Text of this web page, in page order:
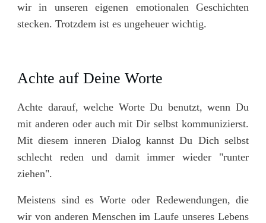
wir in unseren eigenen emotionalen Geschichten
stecken. Trotzdem ist es ungeheuer wichtig.
Achte auf Deine Worte
Achte darauf, welche Worte Du benutzt, wenn Du
mit anderen oder auch mit Dir selbst kommunizierst.
Mit diesem inneren Dialog kannst Du Dich selbst
schlecht reden und damit immer wieder "runter
ziehen".
Meistens sind es Worte oder Redewendungen, die
wir von anderen Menschen im Laufe unseres Lebens